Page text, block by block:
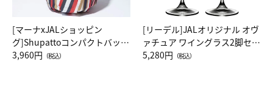
[マーナxJALショッピン
グ]Shupattoコンパクトバッグ
Drop JAL客室乗務員（LC）ス
3,960円 （税込）
[リーデル]JALオリジナル オヴ
ァチュア ワイングラス2脚セッ
ト（レッドワイン）
5,280円 （税込）